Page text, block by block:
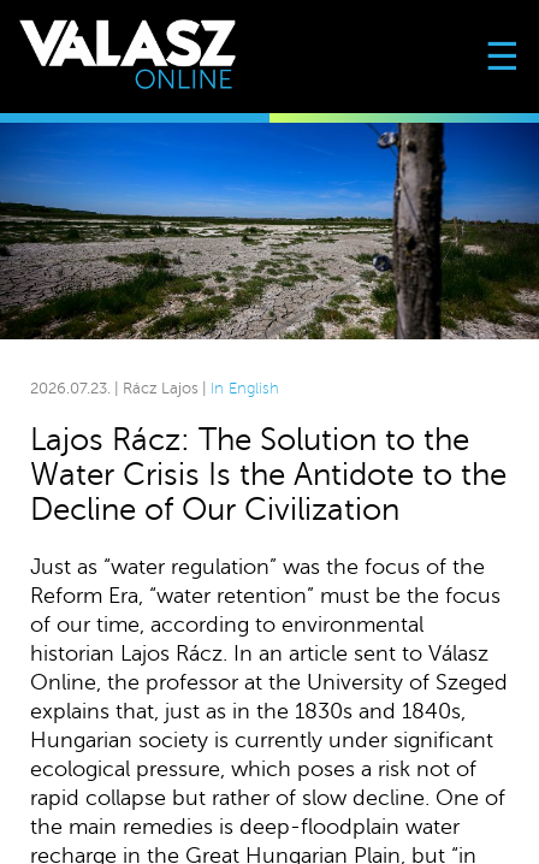
☰
2026.07.23. | Rácz Lajos | In English
Lajos Rácz: The Solution to the
Water Crisis Is the Antidote to the
Decline of Our Civilization
Just as “water regulation” was the focus of the
Reform Era, “water retention” must be the focus
of our time, according to environmental
historian Lajos Rácz. In an article sent to Válasz
Online, the professor at the University of Szeged
explains that, just as in the 1830s and 1840s,
Hungarian society is currently under significant
ecological pressure, which poses a risk not of
rapid collapse but rather of slow decline. One of
the main remedies is deep-floodplain water
recharge in the Great Hungarian Plain, but “in